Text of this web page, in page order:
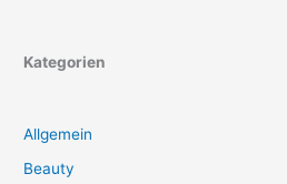
Kategorien
Allgemein
Beauty